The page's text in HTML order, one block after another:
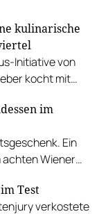
kulinarische
Initiative von
kocht mit
im
Ein
achten Wiener
Test
verkostete